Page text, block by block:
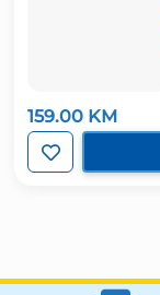
159.00 KM